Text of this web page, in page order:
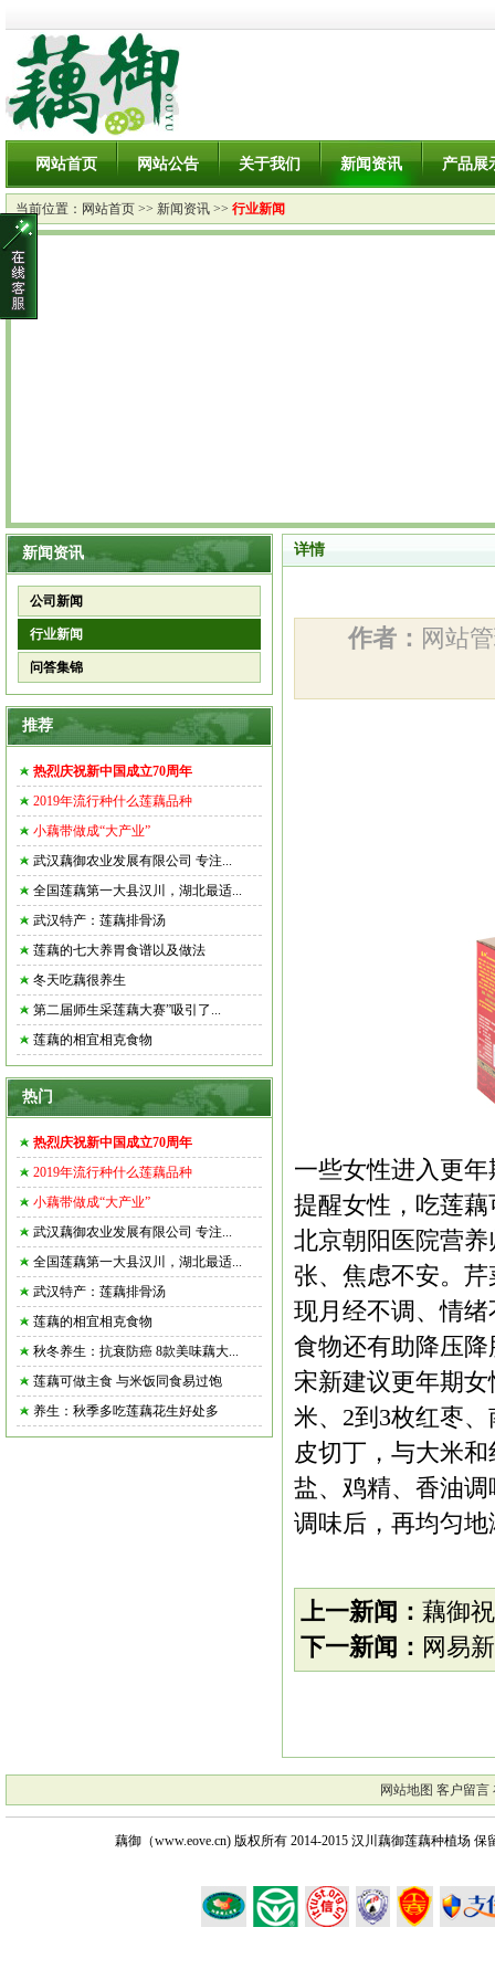
网站首页 网站公告 关于我们 新闻资讯 产品展
当前位置： 网站首页 >> 新闻资讯 >> 行业新闻
新闻资讯
公司新闻
行业新闻
问答集锦
推荐
热烈庆祝新中国成立70周年
2019年流行种什么莲藕品种
小藕带做成“大产业”
武汉藕御农业发展有限公司 专注...
全国莲藕第一大县汉川，湖北最适...
武汉特产：莲藕排骨汤
莲藕的七大养胃食谱以及做法
冬天吃藕很养生
第二届师生采莲藕大赛”吸引了...
莲藕的相宜相克食物
热门
热烈庆祝新中国成立70周年
2019年流行种什么莲藕品种
小藕带做成“大产业”
武汉藕御农业发展有限公司 专注...
全国莲藕第一大县汉川，湖北最适...
武汉特产：莲藕排骨汤
莲藕的相宜相克食物
秋冬养生：抗衰防癌 8款美味藕大...
莲藕可做主食 与米饭同食易过饱
养生：秋季多吃莲藕花生好处多
详情
作者： 网站
一些女性进入更
提醒女性，吃莲
北京朝阳医院营
张、焦虑不安。
现月经不调、情
食物还有助降压
宋新建议更年期
米、2到3枚红枣
皮切丁，与大米
盐、鸡精、香油
调味后，再均匀
上一新闻： 藕御
下一新闻： 网易
网站地图 客户留言
藕御（www.eove.cn) 版权所有2014-2015 汉川藕御莲藕种植场 保